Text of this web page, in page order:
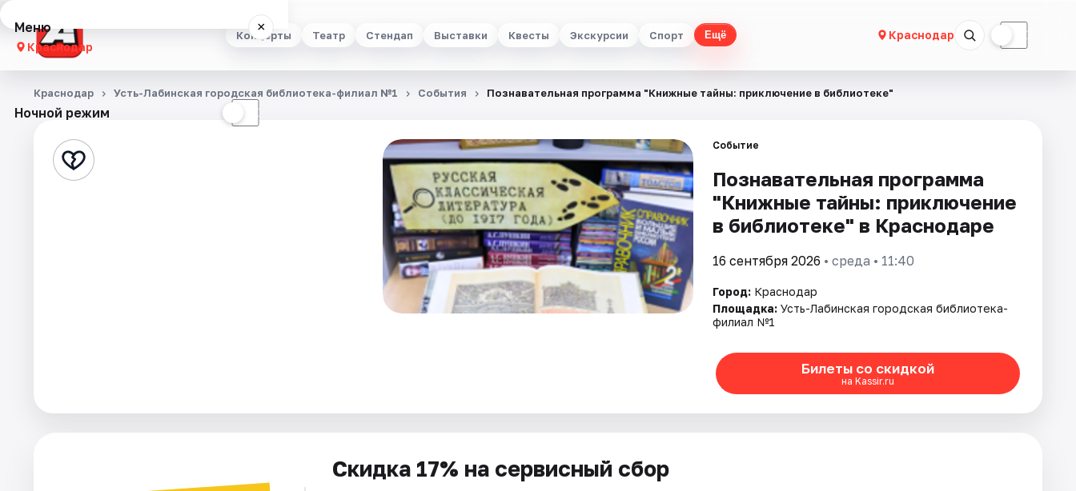
Концерты Театр Стендап Выставки Квесты Экскурсии Спорт Ещё Краснодар ☾
Меню ×
Краснодар
Концерты
Стендап
Ночной режим ☾
Краснодар Усть-Лабинская городская библиотека-филиал №1 События Познавательная программа "Книжные тайны: приключение в библиотеке"
Событие
Познавательная программа
"Книжные тайны: приключение
в библиотеке" в Краснодаре
16 сентября 2026 • среда • 11:40
Город: Краснодар
Площадка: Усть-Лабинская городская библиотека-
филиал №1
Билеты со скидкой
на Kassir.ru
Скидка 17% на сервисный сбор